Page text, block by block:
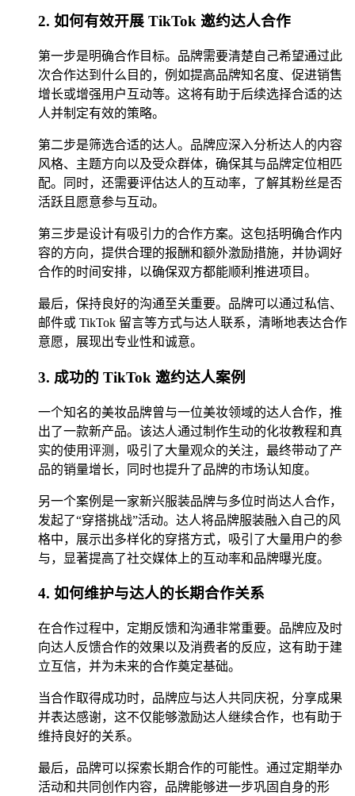
2. 如何有效开展 TikTok 邀约达人合作
第一步是明确合作目标。品牌需要清楚自己希望通过此
次合作达到什么目的，例如提高品牌知名度、促进销售
增长或增强用户互动等。这将有助于后续选择合适的达
人并制定有效的策略。
第二步是筛选合适的达人。品牌应深入分析达人的内容
风格、主题方向以及受众群体，确保其与品牌定位相匹
配。同时，还需要评估达人的互动率，了解其粉丝是否
活跃且愿意参与互动。
第三步是设计有吸引力的合作方案。这包括明确合作内
容的方向，提供合理的报酬和额外激励措施，并协调好
合作的时间安排，以确保双方都能顺利推进项目。
最后，保持良好的沟通至关重要。品牌可以通过私信、
邮件或 TikTok 留言等方式与达人联系，清晰地表达合作
意愿，展现出专业性和诚意。
3. 成功的 TikTok 邀约达人案例
一个知名的美妆品牌曾与一位美妆领域的达人合作，推
出了一款新产品。该达人通过制作生动的化妆教程和真
实的使用评测，吸引了大量观众的关注，最终带动了产
品的销量增长，同时也提升了品牌的市场认知度。
另一个案例是一家新兴服装品牌与多位时尚达人合作，
发起了“穿搭挑战”活动。达人将品牌服装融入自己的风
格中，展示出多样化的穿搭方式，吸引了大量用户的参
与，显著提高了社交媒体上的互动率和品牌曝光度。
4. 如何维护与达人的长期合作关系
在合作过程中，定期反馈和沟通非常重要。品牌应及时
向达人反馈合作的效果以及消费者的反应，这有助于建
立互信，并为未来的合作奠定基础。
当合作取得成功时，品牌应与达人共同庆祝，分享成果
并表达感谢，这不仅能够激励达人继续合作，也有助于
维持良好的关系。
最后，品牌可以探索长期合作的可能性。通过定期举办
活动和共同创作内容，品牌能够进一步巩固自身的形